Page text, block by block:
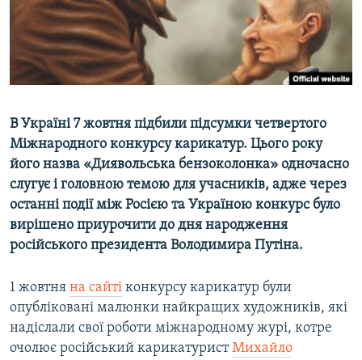
ВІДЕОУРОКИ «ELIFBE»
СВІДЧЕННЯ ОКУПАЦІЇ
УКРАЇНСЬКА ПРОБЛЕМА КРИМУ
Русский
Qırımtatar
Усі сайти RFE/RL
В Україні 7 жовтня підбили підсумки четвертого
Міжнародного конкурсу карикатур. Цього року
його назва «Диявольська бензоколонка» одночасно
слугує і головною темою для учасників, адже через
останні події між Росією та Україною конкурс було
вирішено приурочити до дня народження
російського президента Володимира Путіна.
1 жовтня на сайті конкурсу карикатур були
опубліковані малюнки найкращих художників, які
надіслали свої роботи міжнародному журі, котре
очолює російський карикатуристМихайло